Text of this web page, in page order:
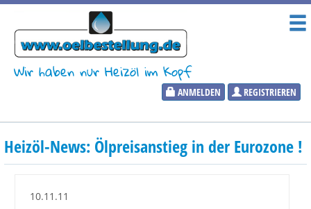
Wir haben nur Heizöl im Kopf
ANMELDEN REGISTRIEREN
Heizölpreise
Aktueller Heizölpreis
Heizöl-News: Ölpreisanstieg in der Eurozone !
10.11.11